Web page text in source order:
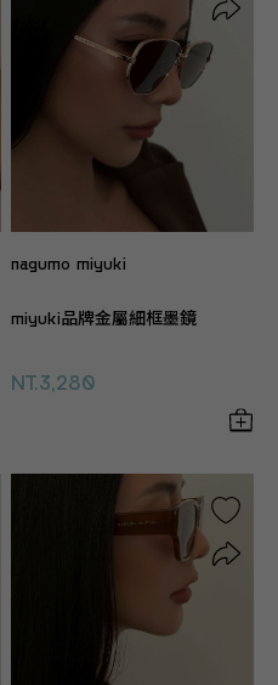
nagumo miyuki
miyuki品牌金屬細框墨鏡
NT.3,280